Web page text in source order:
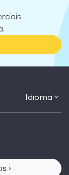
Idioma
›